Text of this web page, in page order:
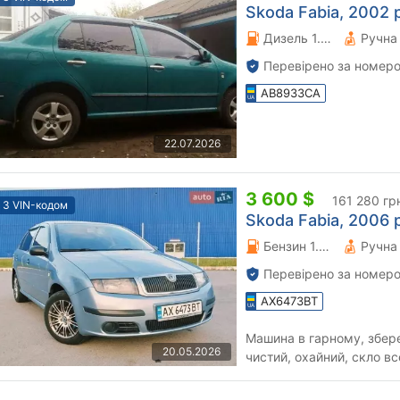
22.07.2026
Skoda Fabia, 2002
Дизель 1.9 л.
Перевірено за
AB8933CA
З VIN-кодом
20.05.2026
3 600 $ 161 280
Skoda Fabia, 2006
Бензин 1.2 л.
Перевірено за
AX6473BT
Машина в гарному,
чистий, охайний, скло